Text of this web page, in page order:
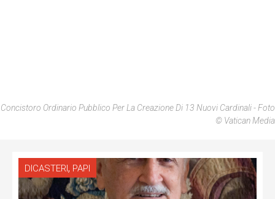
Concistoro Ordinario Pubblico Per La Creazione Di 13 Nuovi Cardinali - Foto
© Vatican Media
DICASTERI, PAPI